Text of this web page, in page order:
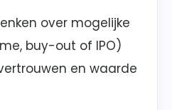
over mogelijke
buy-out of IPO)
en waarde